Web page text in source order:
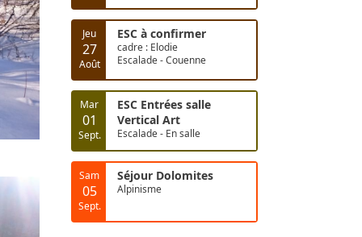
Jeu
27
Août
ESC à confirmer
cadre : Elodie
Escalade - Couenne
Mar
01
Sept.
ESC Entrées salle
Vertical Art
Escalade - En salle
Sam
05
Sept.
Séjour Dolomites
Alpinisme